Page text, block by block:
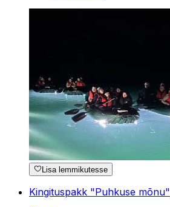
Lisa lemmikutesse
Kingituspakk "Puhkuse mõnu"